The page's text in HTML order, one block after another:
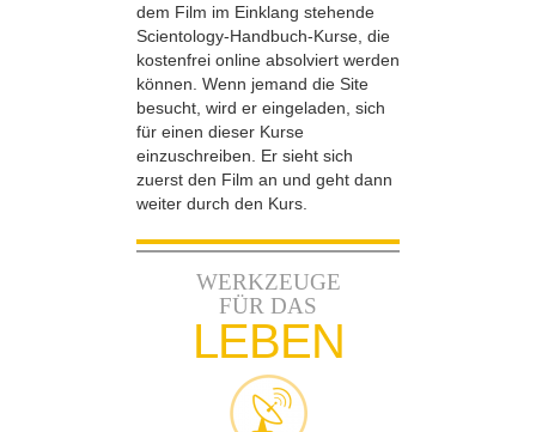
dem Film im Einklang stehende
Scientology-Handbuch-Kurse, die
kostenfrei online absolviert werden
können. Wenn jemand die Site
besucht, wird er eingeladen, sich
für einen dieser Kurse
einzuschreiben. Er sieht sich
zuerst den Film an und geht dann
weiter durch den Kurs.
WERKZEUGE
FÜR DAS
LEBEN